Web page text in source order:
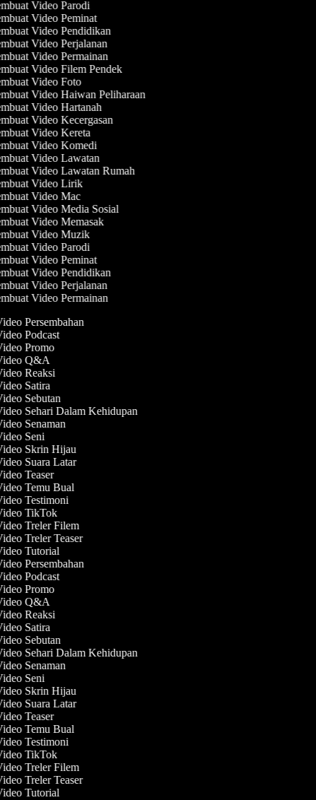
Video Parodi
Video Peminat
Video Pendidikan
Video Perjalanan
Video Permainan
Video Filem Pendek
Video Foto
Video Haiwan Peliharaan
Video Hartanah
Video Kecergasan
Video Kereta
Video Komedi
Video Lawatan
Video Lawatan Rumah
Video Lirik
Video Mac
Video Media Sosial
Video Memasak
Video Muzik
Video Parodi
Video Peminat
Video Pendidikan
Video Perjalanan
Video Permainan
Persembahan
Podcast
Promo
Q&A
Reaksi
Satira
Sebutan
Sehari Dalam Kehidupan
Senaman
Seni
Skrin Hijau
Suara Latar
Teaser
Temu Bual
Testimoni
TikTok
Treler Filem
Treler Teaser
Tutorial
Persembahan
Podcast
Promo
Q&A
Reaksi
Satira
Sebutan
Sehari Dalam Kehidupan
Senaman
Seni
Skrin Hijau
Suara Latar
Teaser
Temu Bual
Testimoni
TikTok
Treler Filem
Treler Teaser
Tutorial